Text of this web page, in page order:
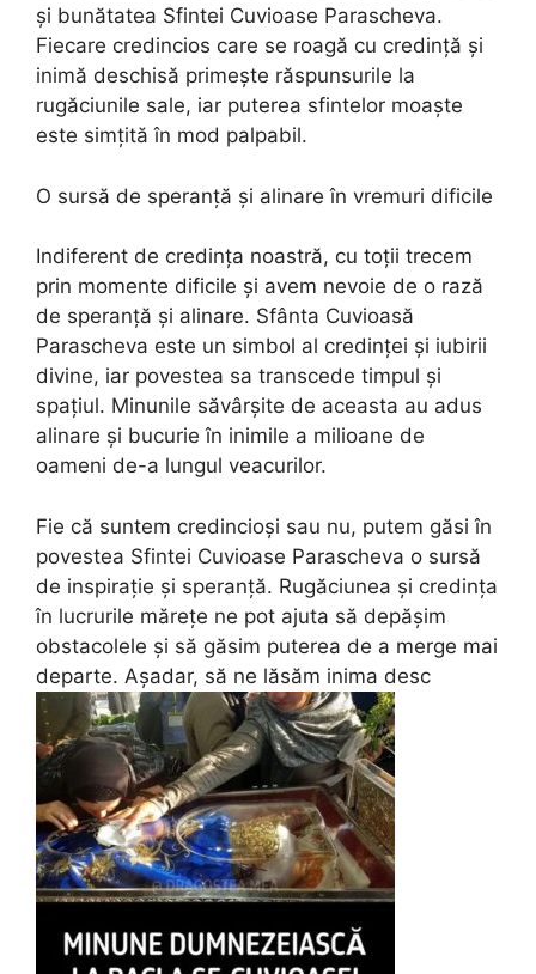
și bunătatea Sfintei Cuvioase Parascheva.
Fiecare credincios care se roagă cu credință și
inimă deschisă primește răspunsurile la
rugăciunile sale, iar puterea sfintelor moaște
este simțită în mod palpabil.
O sursă de speranță și alinare în vremuri dificile
Indiferent de credința noastră, cu toții trecem
prin momente dificile și avem nevoie de o rază
de speranță și alinare. Sfânta Cuvioasă
Parascheva este un simbol al credinței și iubirii
divine, iar povestea sa transcede timpul și
spațiul. Minunile săvârșite de aceasta au adus
alinare și bucurie în inimile a milioane de
oameni de-a lungul veacurilor.
Fie că suntem credincioși sau nu, putem găsi în
povestea Sfintei Cuvioase Parascheva o sursă
de inspirație și speranță. Rugăciunea și credința
în lucrurile mărețe ne pot ajuta să depășim
obstacolele și să găsim puterea de a merge mai
departe. Așadar, să ne lăsăm inima desc